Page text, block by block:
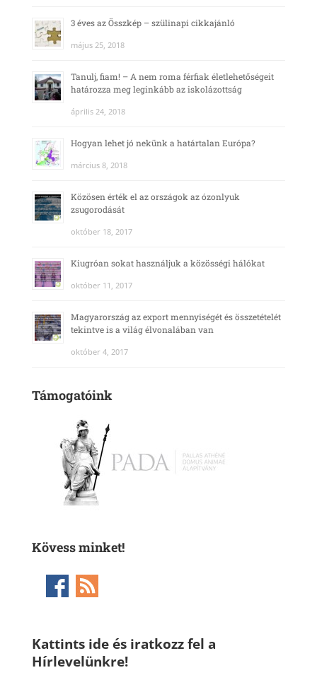
3 éves az Összkép – szülinapi cikkajánló
május 25, 2018
Tanulj, fiam! – A nem roma férfiak életlehetőségeit
határozza meg leginkább az iskolázottság
április 24, 2018
Hogyan lehet jó nekünk a határtalan Európa?
március 8, 2018
Közösen érték el az országok az ózonlyuk
zsugorodását
október 18, 2017
Kiugróan sokat használjuk a közösségi hálókat
október 11, 2017
Magyarország az export mennyiségét és összetételét
tekintve is a világ élvonalában van
október 4, 2017
Támogatóink
Kövess minket!
Kattints ide és iratkozz fel a
Hírlevelünkre!